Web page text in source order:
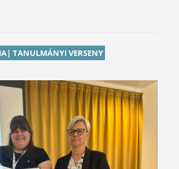
TANULMÁNYI VERSENY